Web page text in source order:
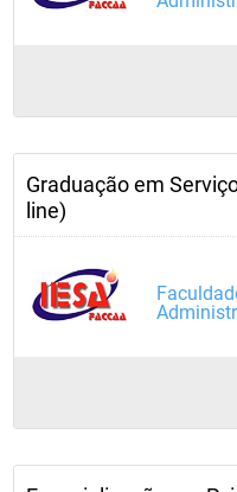
Graduação em
line)